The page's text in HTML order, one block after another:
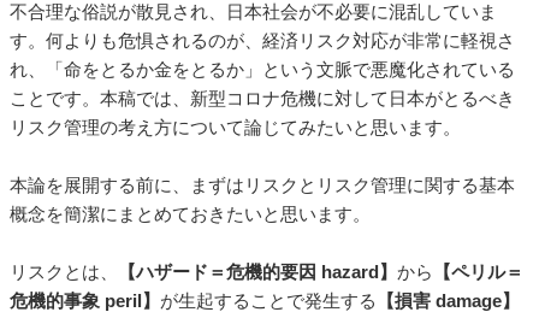
不合理な俗説が散見され、日本社会が不必要に混乱していま
す。何よりも危惧されるのが、経済リスク対応が非常に軽視さ
れ、「命をとるか金をとるか」という文脈で悪魔化されている
ことです。本稿では、新型コロナ危機に対して日本がとるべき
リスク管理の考え方について論じてみたいと思います。
本論を展開する前に、まずはリスクとリスク管理に関する基本
概念を簡潔にまとめておきたいと思います。
リスクとは、 【ハザード＝危機的要因 hazard】 から
【ペリル＝
危機的事象 peril】 が生起することで発生する
【損害 damage】